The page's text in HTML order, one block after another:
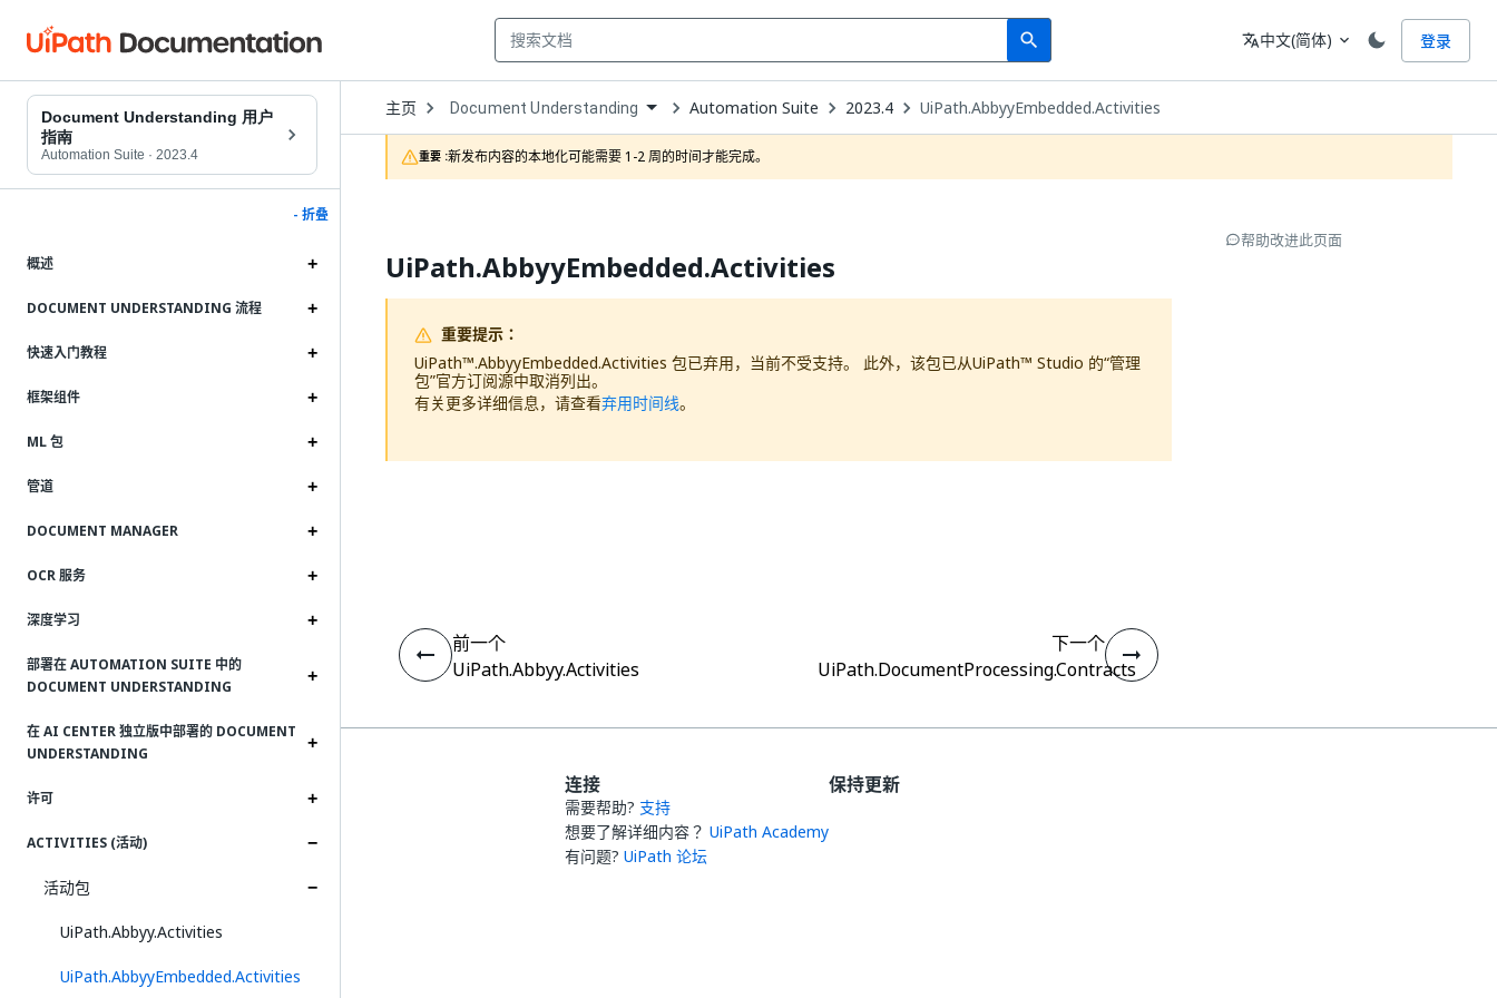
search
Search 语言
translate中文(简体) expand_more 登录
Document Understanding 用户
指南
Automation Suite · 2023.4
- 折叠
概述
DOCUMENT UNDERSTANDING 流程
快速入门教程
框架组件
ML 包
管道
DOCUMENT MANAGER
OCR 服务
深度学习
部署在 AUTOMATION SUITE 中的
DOCUMENT UNDERSTANDING
在 AI CENTER 独立版中部署的 DOCUMENT
UNDERSTANDING
许可
ACTIVITIES (活动)
活动包
UiPath.Abbyy.Activities
UiPath.AbbyyEmbedded.Activities
主页 Open
Dropdown
to
choose
product
Document Understanding Automation Suite 2023.4 UiPath.AbbyyEmbedded.Activities
重要 :新发布内容的本地化可能需要 1-2 周的时间才能完成。
UiPath.AbbyyEmbedded.Activities
重要提示：
UiPath™.AbbyyEmbedded.Activities 包已弃用，当前不受支持。 此外，该包已从UiPath™ Studio 的“管理
包”官方订阅源中取消列出。
有关更多详细信息，请查看弃用时间线。
帮助改进此页面
前一个
UiPath.Abbyy.Activities
下一个
UiPath.DocumentProcessing.Contracts
连接
需要帮助? 支持
想要了解详细内容？ UiPath Academy
有问题? UiPath 论坛
保持更新